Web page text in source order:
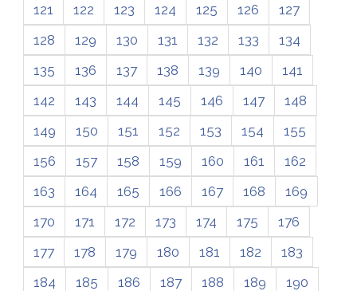
121
122 123 124 125 126
127
128
129 130 131 132 133
134
135
136 137 138 139 140
141
142
143 144 145 146 147
148
149
150 151 152 153 154
155
156
157 158 159 160 161
162
163
164 165 166 167 168
169
170
171 172 173 174 175
176
177
178 179 180 181 182
183
184
185 186 187 188 189
190